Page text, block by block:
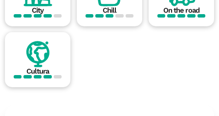
City Chill On the road
Cultura